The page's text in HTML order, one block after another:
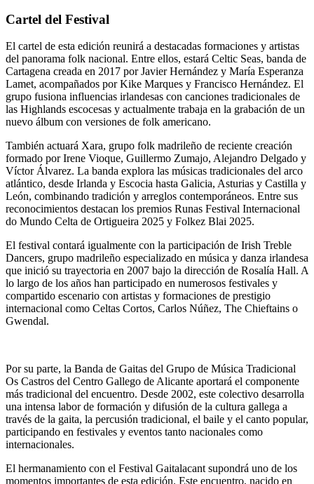
Cartel del Festival
El cartel de esta edición reunirá a destacadas formaciones y artistas
del panorama folk nacional. Entre ellos, estará Celtic Seas, banda de
Cartagena creada en 2017 por Javier Hernández y María Esperanza
Lamet, acompañados por Kike Marques y Francisco Hernández. El
grupo fusiona influencias irlandesas con canciones tradicionales de
las Highlands escocesas y actualmente trabaja en la grabación de un
nuevo álbum con versiones de folk americano.
También actuará Xara, grupo folk madrileño de reciente creación
formado por Irene Vioque, Guillermo Zumajo, Alejandro Delgado y
Víctor Álvarez. La banda explora las músicas tradicionales del arco
atlántico, desde Irlanda y Escocia hasta Galicia, Asturias y Castilla y
León, combinando tradición y arreglos contemporáneos. Entre sus
reconocimientos destacan los premios Runas Festival Internacional
do Mundo Celta de Ortigueira 2025 y Folkez Blai 2025.
El festival contará igualmente con la participación de Irish Treble
Dancers, grupo madrileño especializado en música y danza irlandesa
que inició su trayectoria en 2007 bajo la dirección de Rosalía Hall. A
lo largo de los años han participado en numerosos festivales y
compartido escenario con artistas y formaciones de prestigio
internacional como Celtas Cortos, Carlos Núñez, The Chieftains o
Gwendal.
Por su parte, la Banda de Gaitas del Grupo de Música Tradicional
Os Castros del Centro Gallego de Alicante aportará el componente
más tradicional del encuentro. Desde 2002, este colectivo desarrolla
una intensa labor de formación y difusión de la cultura gallega a
través de la gaita, la percusión tradicional, el baile y el canto popular,
participando en festivales y eventos tanto nacionales como
internacionales.
El hermanamiento con el Festival Gaitalacant supondrá uno de los
momentos importantes de esta edición. Este encuentro, nacido en